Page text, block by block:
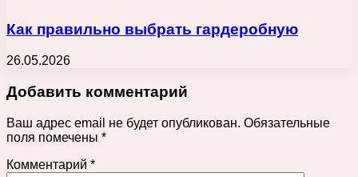
Как правильно выбрать гардеробную
26.05.2026
Добавить комментарий
Ваш адрес email не будет опубликован. Обязательные
поля помечены *
Комментарий *